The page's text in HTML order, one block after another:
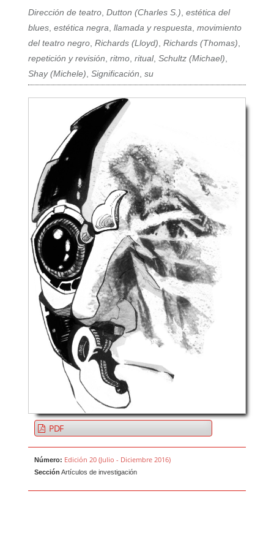
Dirección de teatro,Dutton (Charles S.),estética del
blues,estética negra,llamada y respuesta,movimiento
del teatro negro,Richards (Lloyd),Richards (Thomas),
repetición y revisión,ritmo,ritual,Schultz (Michael),
Shay (Michele),Significación,su
PDF
Número: Edición 20 (Julio - Diciembre 2016)
Sección Artículos de investigación